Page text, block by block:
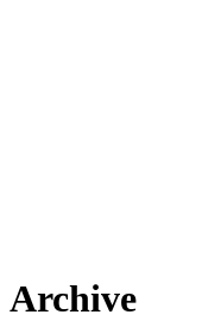
Archive